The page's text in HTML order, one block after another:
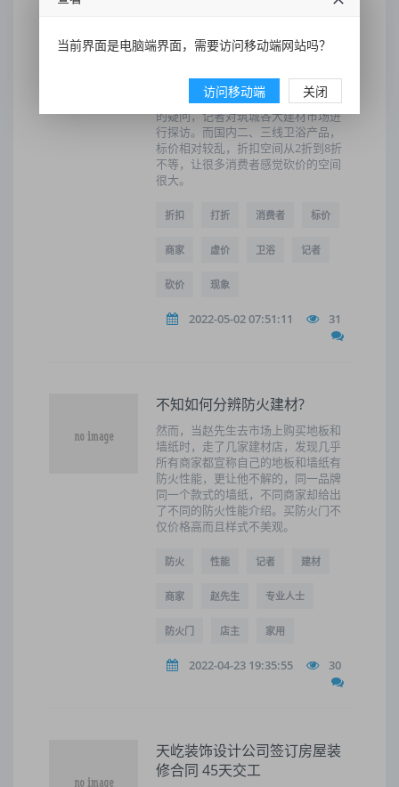
卫浴市场折扣多 在银隆建材城
近期，有读者反映，目前贵阳家装、
遍存在的高标价、低折扣“明码虚价”现
象成了行业内的“潜规则”。针对消费者
的疑问，记者对筑城各大建材市场进
行探访。而国内二、三线卫浴产品，
标价相对较乱，折扣空间从2折到8折
不等，让很多消费者感觉砍价的空间
很大。
折扣 打折 消费者 标价
商家 虚价 卫浴 记者
砍价 现象
2022-05-02 07:51:11 31
不知如何分辨防火建材?
然而，当赵先生去市场上购买地板和
墙纸时，走了几家建材店，发现几乎
所有商家都宣称自己的地板和墙纸有
防火性能，更让他不解的，同一品牌
同一个款式的墙纸，不同商家却给出
了不同的防火性能介绍。买防火门不
仅价格高而且样式不美观。
防火 性能 记者 建材
商家 赵先生 专业人士
防火门 店主 家用
2022-04-23 19:35:55 30
天屹装饰设计公司签订房屋装
修合同 45天交工
当前界面是电脑端界面，需要访问移动端网站吗？
访问移动端 关闭